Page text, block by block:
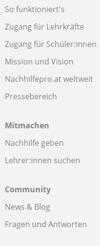
So funktioniert's
Zugang für Lehrkräfte
Zugang für Schüler:innen
Mission und Vision
Nachhilfepro.at weltweit
Pressebereich
Mitmachen
Nachhilfe geben
Lehrer:innen suchen
Community
News & Blog
Fragen und Antworten